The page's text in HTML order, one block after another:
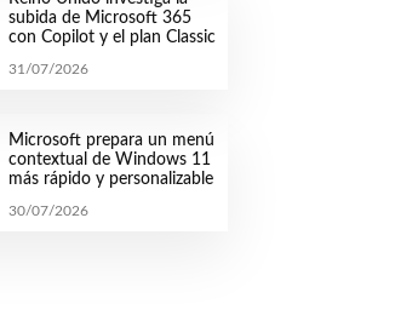
subida de Microsoft 365
con Copilot y el plan Classic
31/07/2026
Microsoft prepara un menú
contextual de Windows 11
más rápido y personalizable
30/07/2026